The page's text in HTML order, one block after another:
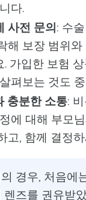
다.
사전 문의 : 수
해 보장 범위와
. 가입한 보험
펴보는 것도
충분한 소통:
에 대해 부모
고, 함께 결정
경우, 처음에
렌즈를 권유받